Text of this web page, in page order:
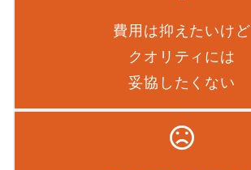
費用は抑えたいけど
クオリティには
妥協したくない